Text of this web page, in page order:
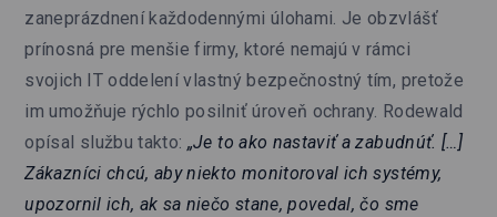
zaneprázdnení každodennými úlohami. Je obzvlášť
prínosná pre menšie firmy, ktoré nemajú v rámci
svojich IT oddelení vlastný bezpečnostný tím, pretože
im umožňuje rýchlo posilniť úroveň ochrany. Rodewald
opísal službu takto: „Je to ako nastaviť a zabudnúť. […]
Zákazníci chcú, aby niekto monitoroval ich systémy,
upozornil ich, ak sa niečo stane, povedal, čo sme